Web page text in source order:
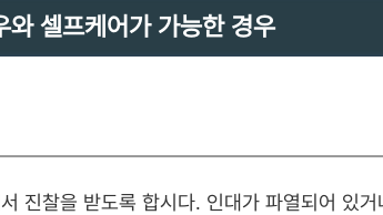
와 셀프케어가 가능한 경우
진찰을 받도록 합시다. 인대가 파열되어 있